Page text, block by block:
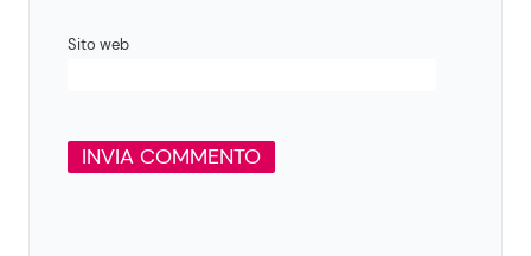
Sito web